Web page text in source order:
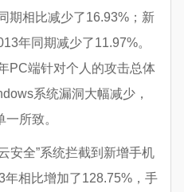
期相比减少了16.93%；新
年同期减少了11.97%。
PC端针对个人的攻击总体
系统漏洞大幅减少，
所致。
全”系统拦截到新增手机
相比增加了128.75%，手